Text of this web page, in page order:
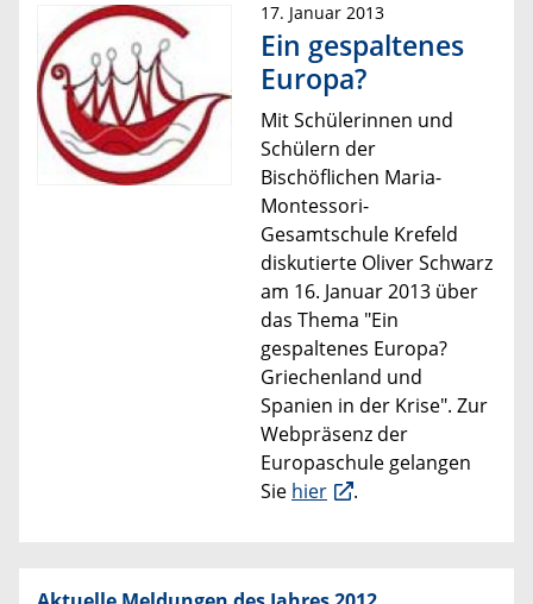
17. Januar 2013
Ein gespaltenes
Europa?
Mit Schülerinnen und
Schülern der
Bischöflichen Maria-
Montessori-
Gesamtschule Krefeld
diskutierte Oliver Schwarz
am 16. Januar 2013 über
das Thema "Ein
gespaltenes Europa?
Griechenland und
Spanien in der Krise". Zur
Webpräsenz der
Europaschule gelangen
Sie hier .